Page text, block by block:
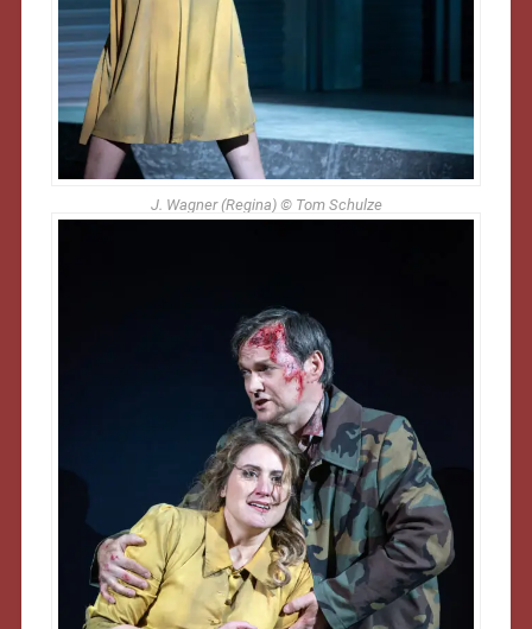
J. Wagner (Regina) © Tom Schulze